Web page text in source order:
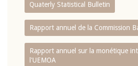
Quaterly Statistical Bulletin
Rapport annuel de la Commission
Rapport annuel sur la monétique
l'UEMOA